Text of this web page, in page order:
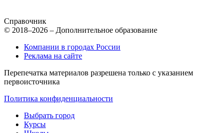
Справочник
© 2018–2026 – Дополнительное образование
Компании в городах России
Реклама на сайте
Перепечатка материалов разрешена только с указанием
первоисточника
Политика конфиденциальности
Выбрать город
Курсы